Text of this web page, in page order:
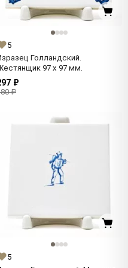
5
Голландский.
97 x 97 мм.
₽
₽
5